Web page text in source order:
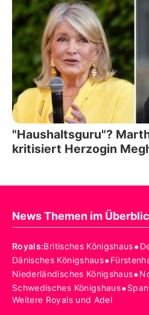
"Haushaltsguru"?
kritisiert Herzogin
News Themen im
Royals:Britisches Königshaus•
Dänisches Königshaus•
Niederländisches Königshaus•
Schwedisches Königshaus•
Weitere Royals und Adel